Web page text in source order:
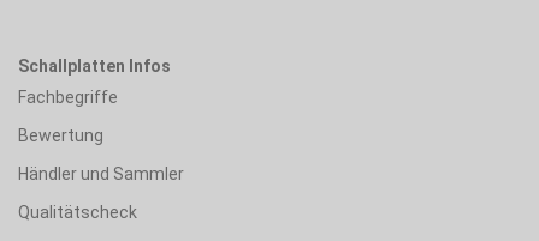
Schallplatten Infos
Fachbegriffe
Bewertung
Händler und Sammler
Qualitätscheck